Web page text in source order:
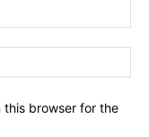
this browser for the